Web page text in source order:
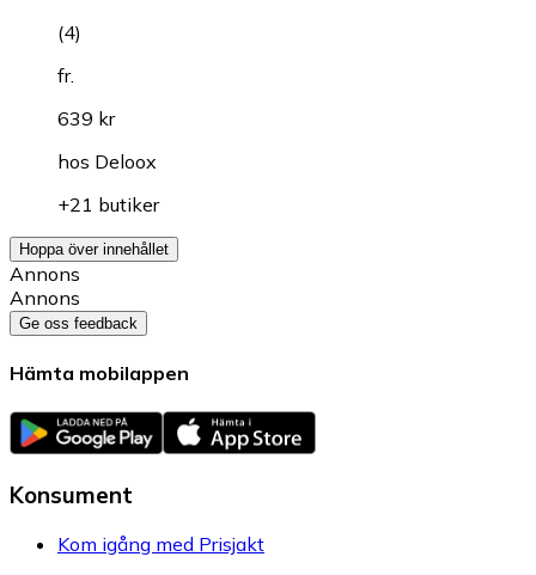
(4)
fr.
639 kr
hos Deloox
+21 butiker
Hoppa över innehållet
Annons
Annons
Ge oss feedback
Hämta mobilappen
Konsument
Kom igång med Prisjakt